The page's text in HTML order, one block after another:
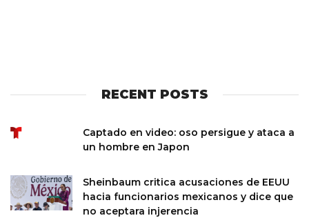
RECENT POSTS
Captado en video: oso persigue y ataca a
un hombre en Japon
Sheinbaum critica acusaciones de EEUU
hacia funcionarios mexicanos y dice que
no aceptara injerencia